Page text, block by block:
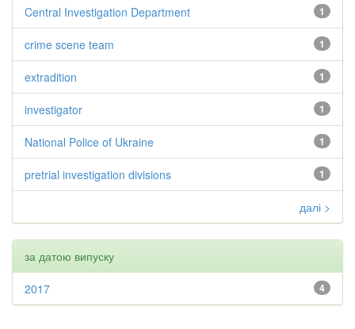
1
Central Investigation Department
1
crime scene team
1
extradition
1
investigator
1
National Police of Ukraine
1
pretrial investigation divisions
далі >
за датою випуску
4
2017